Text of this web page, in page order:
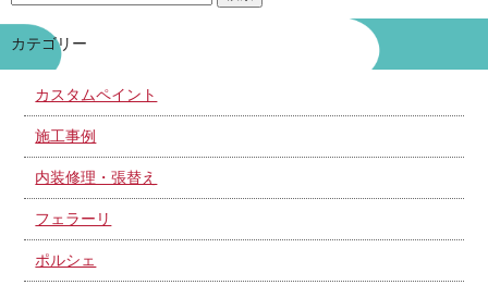
カテゴリー
カスタムペイント
施工事例
内装修理・張替え
フェラーリ
ポルシェ